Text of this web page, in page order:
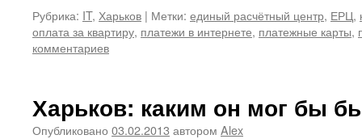
Рубрика: IT, Харьков | Метки: единый расчётный центр, ЕРЦ,
оплата за квартиру, платежи в интернете, платежные карты,
комментариев
Харьков: каким он мог бы
Опубликовано 03.02.2013 автором Alex